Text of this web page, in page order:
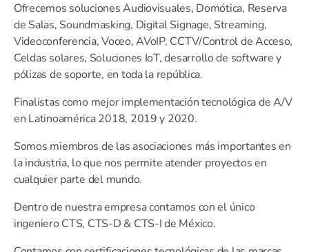
Ofrecemos soluciones Audiovisuales, Domótica, Reserva
de Salas, Soundmasking, DigitalSignage, Streaming,
Videoconferencia, Voceo,AVoIP, CCTV/Control deAcceso,
Celdas solares, Soluciones IoT, desarrollo de software y
pólizas de soporte, en toda la república.
Finalistas como mejor implementación tecnológica de A/V
en Latinoamérica2018, 2019 y 2020.
Somos miembros de las asociaciones más importantes en
la industria, lo que nos permite atender proyectos en
cualquier parte del mundo.
Dentro de nuestra empresa contamos con el único
ingeniero CTS, CTS-D & CTS-I de México.